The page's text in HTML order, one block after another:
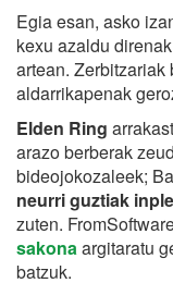
Egia esan, asko
kexu azaldu
artean. Zerbitzariak
aldarrikapenak
Elden Ring
arazo berberak
bideojokozaleek;
neurri guztiak
zuten.
sakona argitaratu
batzuk.